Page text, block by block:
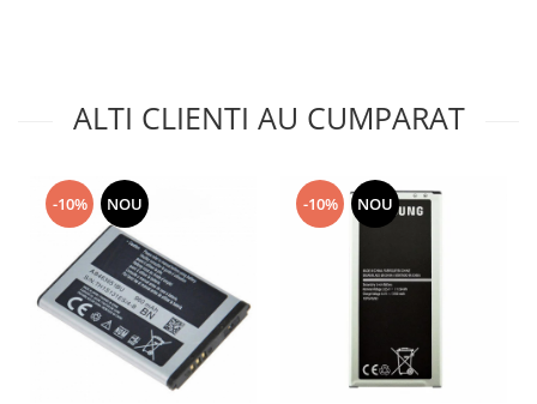
Huawei
Oppo
Samsung
Rama mijloc telefon
ALTI CLIENTI AU CUMPARAT
-10% NOU -10% NOU